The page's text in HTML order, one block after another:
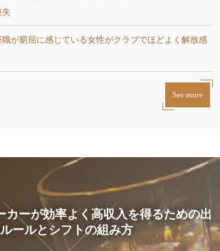
職が窮屈に感じている女性がクラブでほどよく解放感
See more
カーが効率よく高収入を得るための出
ールとシフトの組み方